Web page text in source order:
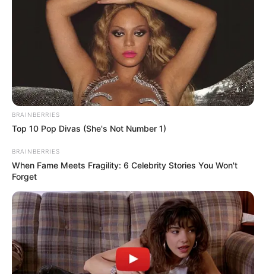
BRAINBERRIES
Top 10 Pop Divas (She's Not Number 1)
BRAINBERRIES
When Fame Meets Fragility: 6 Celebrity Stories You Won't
Forget